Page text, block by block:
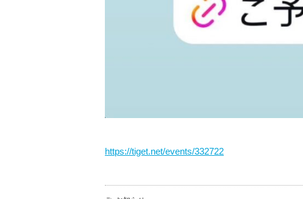
https://tiget.net/events/332722